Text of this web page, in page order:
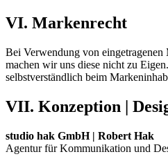
VI. Markenrecht
Bei Verwendung von
machen wir uns diese nicht zu
selbstverständlich beim
VII. Konzeption |
studio hak GmbH | Robert Hak
Agentur für Kommunikation und